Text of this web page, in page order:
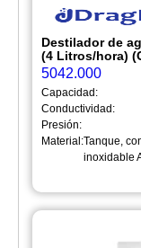
Destilador de
(4 Litros/hora)
5042.000
Capacidad:
Conductividad:
Presión:
Material:Tanque,
inoxidable